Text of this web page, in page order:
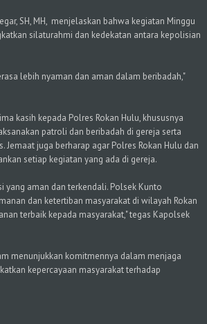
SH, MH, menjelaskan bahwa kegiatan Minggu
silaturahmi dan kedekatan antara kepolisian
lebih nyaman dan aman dalam beribadah,"
kasih kepada Polres Rokan Hulu, khususnya
patroli dan beribadah di gereja serta
juga berharap agar Polres Rokan Hulu dan
setiap kegiatan yang ada di gereja.
yang aman dan terkendali. Polsek Kunto
dan ketertiban masyarakat di wilayah Rokan
terbaik kepada masyarakat," tegas Kapolsek
menunjukkan komitmennya dalam menjaga
kepercayaan masyarakat terhadap